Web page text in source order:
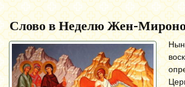
Слово в Неделю Жен-